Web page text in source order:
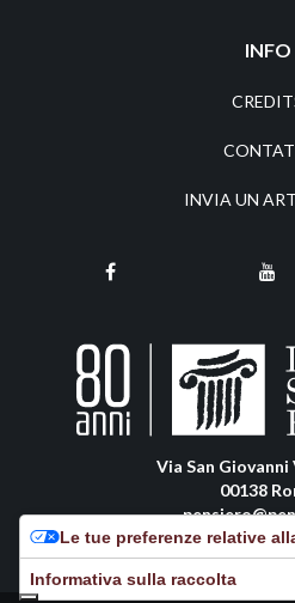
INFO
INVIA UN
Via San
00138
Le tue preferenze relative
Informativa sulla raccolta